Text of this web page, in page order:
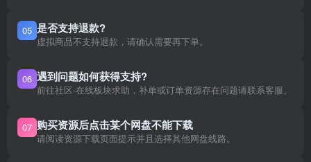
05 是否支持退款?
虚拟商品不支持退款，请确认需要再下单。
06 遇到问题如何获得支持?
前往社区-在线板块求助，补单或订单资源存在问题请联系客服。
07 购买资源后点击某个网盘不能下载
请阅读资源下载页面提示并且选择其他网盘线路。